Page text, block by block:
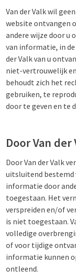
Van der Valk wil
website ontvangen
andere wijze door u
van informatie, in de
der Valk van u
niet-vertrouwelijk
behoudt zich het
gebruiken, te
door te geven en te
Door Van
Door Van der Valk
uitsluitend bestemd
informatie door
toegestaan. Het
verspreiden en/of
is niet toegestaan.
volledige
of voor tijdige
informatie kunnen
ontleend.